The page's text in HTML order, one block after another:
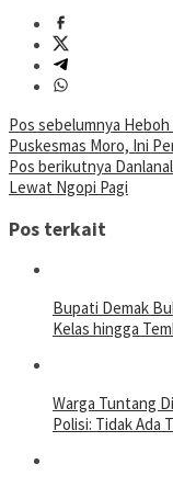
Navigasi
pos
Pos sebelumnya Heboh
Puskesmas Moro, Ini
Pos berikutnya
Lewat Ngopi Pagi
Pos terkait
Bupati Demak
Kelas hingga
Warga Tuntang
Polisi: Tidak Ada